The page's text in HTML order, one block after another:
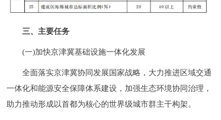
三、主要任务
(一)加快京津冀基础设施一体化发展
全面落实京津冀协同发展国家战略，大力推进区域交通
一体化和能源安全保障体系建设，加强生态环境协同治理，
助力推动形成以首都为核心的世界级城市群主干构架。